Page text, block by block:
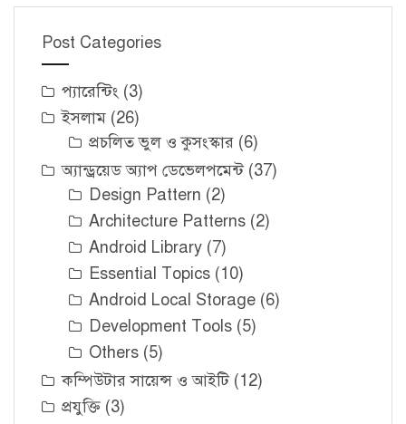
Post Categories
প্যারেন্টিং (3)
ইসলাম (26)
প্রচলিত ভুল ও কুসংস্কার (6)
অ্যান্ড্রয়েড অ্যাপ ডেভেলপমেন্ট(37)
Design Pattern (2)
Architecture Patterns (2)
Android Library (7)
Essential Topics (10)
Android Local Storage (6)
Development Tools (5)
Others (5)
কম্পিউটার সায়েন্স ও আইটি(12)
প্রযুক্তি (3)